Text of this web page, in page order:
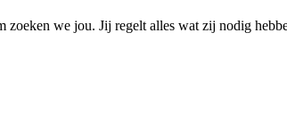
we jou. Jij regelt alles wat zij nodig